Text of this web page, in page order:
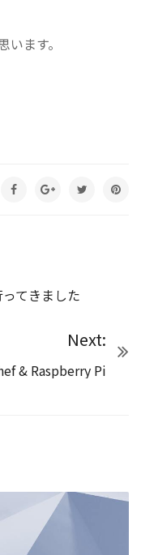
ます。
てきました
Next:
& Raspberry Pi